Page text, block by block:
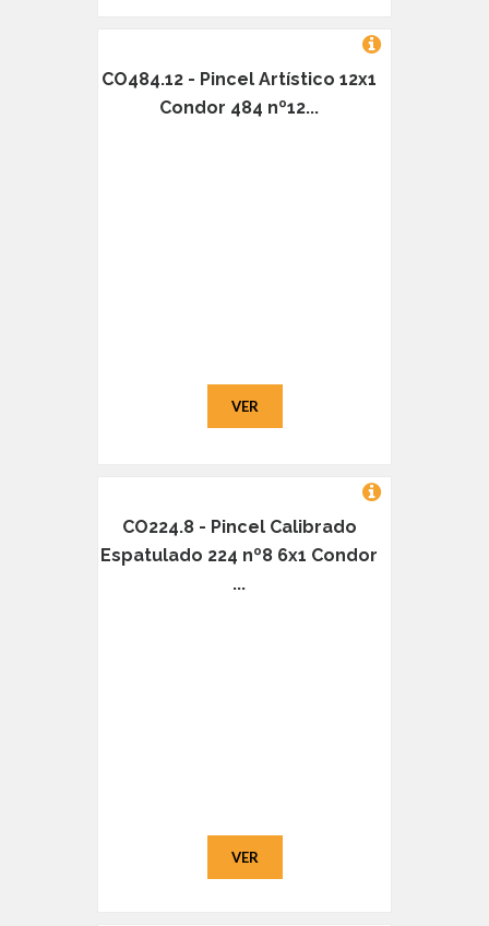
CO484.12 - Pincel Artístico 12x1
Condor 484 nº12...
VER
CO224.8 - Pincel Calibrado
Espatulado 224 nº8 6x1 Condor
...
VER